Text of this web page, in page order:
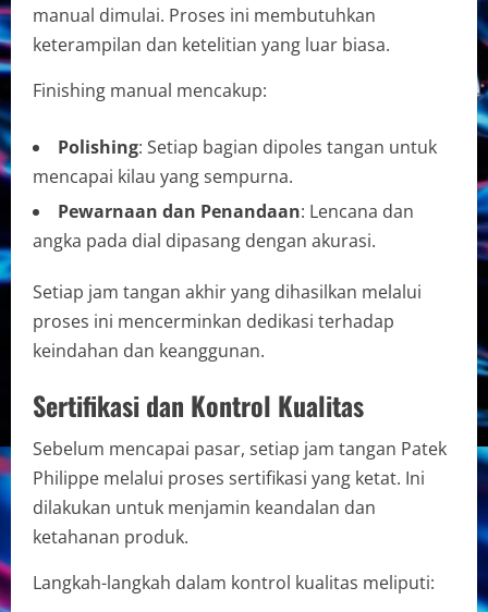
manual dimulai. Proses ini membutuhkan
keterampilan dan ketelitian yang luar biasa.
Finishing manual mencakup:
Polishing: Setiap bagian dipoles tangan untuk
mencapai kilau yang sempurna.
Pewarnaan dan Penandaan: Lencana dan
angka pada dial dipasang dengan akurasi.
Setiap jam tangan akhir yang dihasilkan melalui
proses ini mencerminkan dedikasi terhadap
keindahan dan keanggunan.
Sertifikasi dan Kontrol Kualitas
Sebelum mencapai pasar, setiap jam tangan Patek
Philippe melalui proses sertifikasi yang ketat. Ini
dilakukan untuk menjamin keandalan dan
ketahanan produk.
Langkah-langkah dalam kontrol kualitas meliputi: